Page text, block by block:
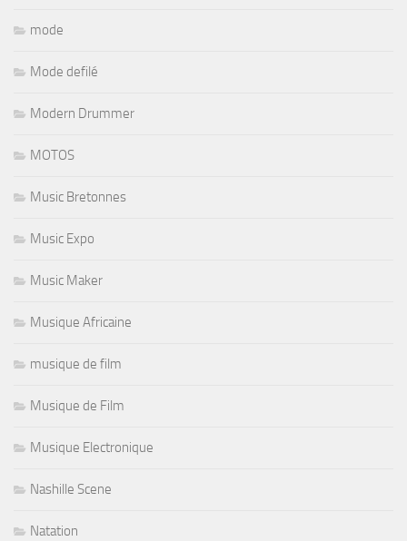
mode
Mode defilé
Modern Drummer
MOTOS
Music Bretonnes
Music Expo
Music Maker
Musique Africaine
musique de film
Musique de Film
Musique Electronique
Nashille Scene
Natation